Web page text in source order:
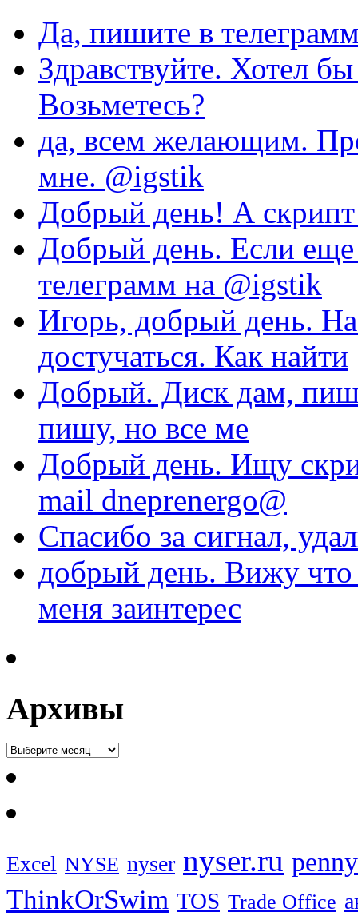
Да, пишите в
Здравствуйте. Хотел
Возьметесь?
да, всем желающим.
мне. @igstik
Добрый день! А скрипт
Добрый день. Если еще
телеграмм на @igstik
Игорь, добрый день. На
достучаться. Как найти
Добрый. Диск дам,
пишу, но все ме
Добрый день. Ищу
mail dneprenergo@
Спасибо за сигнал,
добрый день. Вижу
меня заинтерес
Архивы
Excel NYSE nyser nyser.ru
ThinkOrSwim TOS Trade Office